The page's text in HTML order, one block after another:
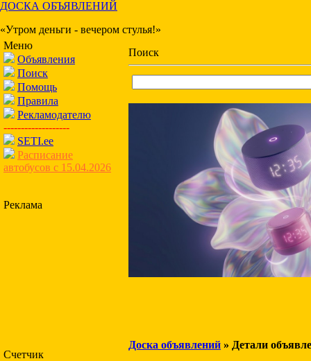
ДОСКА ОБЪЯВЛЕНИЙ
«Утром деньги - вечером стулья!»
Меню
Объявления
Поиск
Помощь
Правила
Рекламодателю
-------------------
SETI.ee
Расписание
автобусов с 15.04.2026
Реклама
Счетчик
Поиск
Доска объявлений » Детали